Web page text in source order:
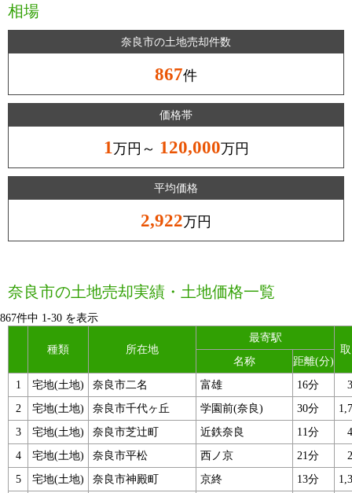
相場
奈良市の土地売却件数
867件
価格帯
1万円～ 120,000万円
平均価格
2,922万円
奈良市の土地売却実績・土地価格一覧
867件中 1-30 を表示
種類 所在地
最寄駅
名称
距離(分)
1
宅地(土地) 奈良市二名 富雄 16分
2
宅地(土地) 奈良市千代ヶ丘 学園前(奈良) 30分
3
宅地(土地) 奈良市芝辻町 近鉄奈良 11分
4
宅地(土地) 奈良市平松 西ノ京 21分
5
宅地(土地) 奈良市神殿町 京終 13分